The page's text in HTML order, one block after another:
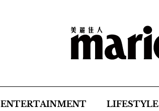
ENTERTAINMENT LIFESTYLE